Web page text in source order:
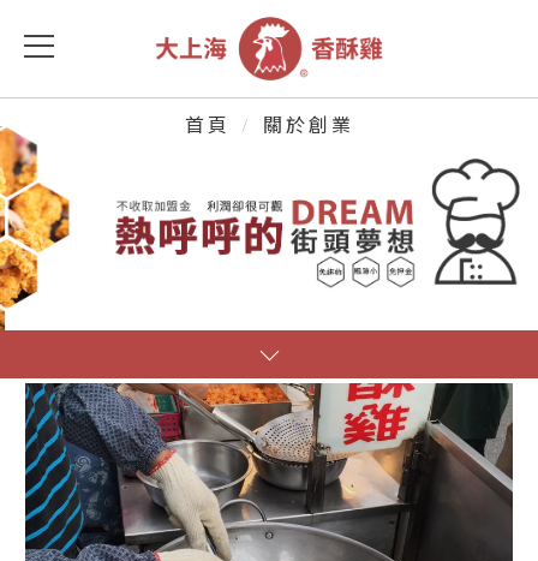
首頁 關於創業
關於創業
加盟創業流程 SOP